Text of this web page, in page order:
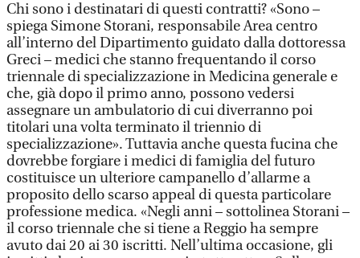
Chi sono i destinatari di questi contratti? «Sono –
spiega Simone Storani, responsabile Area centro
all’interno del Dipartimento guidato dalla dottoressa
Greci – medici che stanno frequentando il corso
triennale di specializzazione in Medicina generale e
che, già dopo il primo anno, possono vedersi
assegnare un ambulatorio di cui diverranno poi
titolari una volta terminato il triennio di
specializzazione». Tuttavia anche questa fucina che
dovrebbe forgiare i medici di famiglia del futuro
costituisce un ulteriore campanello d’allarme a
proposito dello scarso appeal di questa particolare
professione medica. «Negli anni – sottolinea Storani –
il corso triennale che si tiene a Reggio ha sempre
avuto dai 20 ai 30 iscritti. Nell’ultima occasione, gli